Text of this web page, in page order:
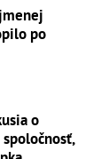
po
o